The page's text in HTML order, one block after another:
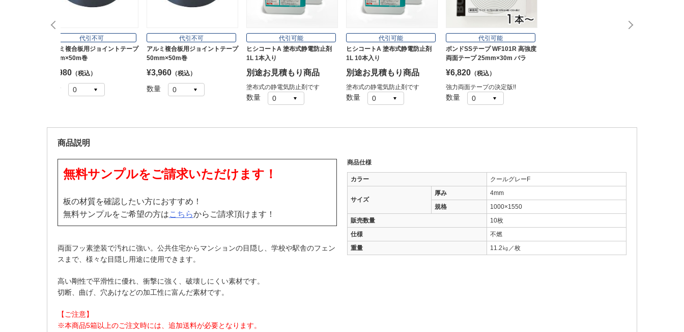
代引不可
アルミ複合板用ジョイントテープ
25mm×50m巻
¥1,980 （税込）
数量
代引不可
アルミ複合板用ジョイントテープ
50mm×50m巻
¥3,960 （税込）
数量
代引可能
ヒシコートA 塗布式静電防止剤
1L 1本入り
別途お見積もり商品
塗布式の静電気防止剤です
数量
代引可能
ヒシコートA 塗布式静電防止剤
1L 10本入り
別途お見積もり商品
塗布式の静電気防止剤です
数量
代引可能
ボンドSSテープ WF101R 高強度
両面テープ 25mm×30m バラ
¥6,820 （税込）
強力両面テープの決定版!!
数量
商品説明
無料サンプルをご請求いただけます！
板の材質を確認したい方におすすめ！
無料サンプルをご希望の方はこちらからご請求頂けます！
両面フッ素塗装で汚れに強い。公共住宅からマンションの目隠し、学校や駅舎のフェン
スまで、様々な目隠し用途に使用できます。
高い剛性で平滑性に優れ、衝撃に強く、破壊しにくい素材です。
切断、曲げ、穴あけなどの加工性に富んだ素材です。
【ご注意】
※本商品5箱以上のご注文時には、追加送料が必要となります。
商品仕様
カラー クールグレーF
サイズ
厚み
4mm
規格
1000×1550
販売数量
10枚
仕様
不燃
重量
11.2㎏／枚